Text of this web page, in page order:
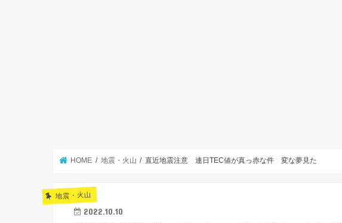
HOME 地震・火山 直近地震注意 連日TEC値が真っ赤な件 変な夢見た
地震・火山
2022.10.10